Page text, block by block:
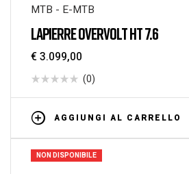
MTB - E-MTB
LAPIERRE OVERVOLT HT 7.6
€ 3.099,00
(0)
AGGIUNGI AL CARRELLO
NON DISPONIBILE